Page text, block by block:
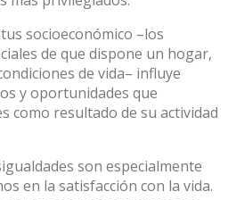
socioeconómico –los
de que dispone un hogar,
de vida– influye
y oportunidades que
como resultado de su actividad
son especialmente
en la satisfacción con la vida.